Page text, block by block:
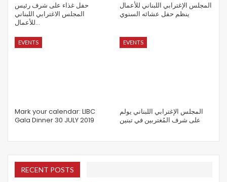
حفل غذاء على شرف رئيس
المجلس الاغترابي اللبناني
للأعمال…
المجلس الإغترابي اللبناني للأعمال
ينظم حفل عشائه السنوي
EVENTS
Mark your calendar: LIBC
Gala Dinner 30 JULY 2019
EVENTS
المجلس الإغترابي اللبناني يولم
على شرف المُغتربين في تبنين
RECENT POSTS